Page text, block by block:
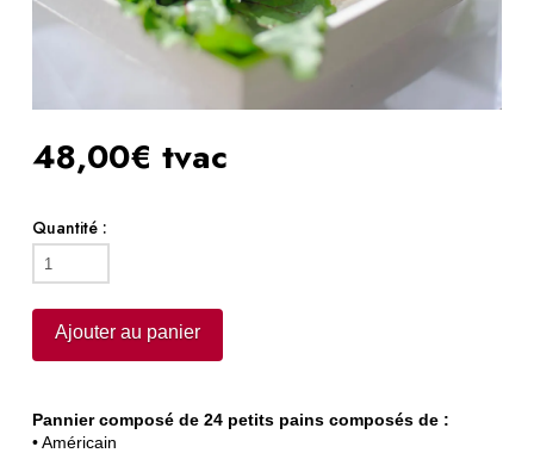
48,00€ tvac
Quantité :
quantité
de
Pains
surprise
Ajouter au panier
Pannier composé de 24 petits pains composés de :
• Américain